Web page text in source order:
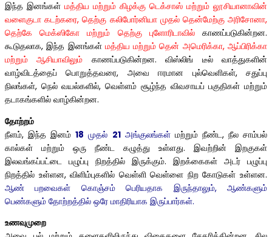
இந்த இனங்கள் மத்திய மற்றும் கிழக்கு டெக்சாஸ் மற்றும் லூசியானாவின்
வளைகுடா கடற்கரை, தெற்கு கலிபோர்னியா முதல் தென்மேற்கு அரிசோனா,
தெற்கே மெக்ஸிகோ
மற்றும் தெற்கு புளோரிடாவில்காணப்படுகின்றன.
கூடுதலாக, இந்த இனங்கள் மத்திய மற்றும் தென் அமெரிக்கா, ஆப்பிரிக்கா
மற்றும் ஆசியாவிலும் காணப்படுகின்றன. விஸ்லிங் டீல் வாத்துகளின்
வாழ்விடத்தைப் பொறுத்தவரை, அவை ஈரமான புல்வெளிகள், சதுப்பு
நிலங்கள், நெல் வயல்களில், வெள்ளம் சூழ்ந்த விவசாயப் பகுதிகள் மற்றும்
தடாகங்களில் வாழ்கின்றன.
தோற்றம்
நீளம், இந்த இனம்18 முதல் 21அங்குலங்கள்மற்றும் நீண்ட, நீல சாம்பல்
கால்கள் மற்றும் ஒரு நீண்ட கழுத்து உள்ளது. இவற்றின் இறகுகள்
இலவங்கப்பட்டை பழுப்பு நிறத்தில் இருக்கும். இறக்கைகள் அடர் பழுப்பு
நிறத்தில் உள்ளன, விளிம்புகளில் வெள்ளி வெள்ளை நிற கோடுகள் உள்ளன.
ஆண் பறவைகள் கொஞ்சம் பெரியதாக இருந்தாலும், ஆண்களும்
பெண்களும் தோற்றத்தில் ஒரே மாதிரியாக இருப்பார்கள்.
உணவுமுறை